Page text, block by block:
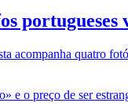
portugueses
acompanha quatro